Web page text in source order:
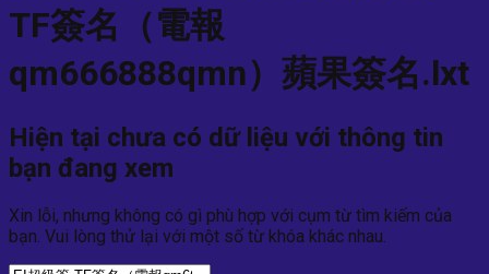
TF簽名​​（電報
qm666888qmn）蘋果簽名.lxt
Hiện tại chưa có dữ liệu với thông tin
bạn đang xem
Xin lỗi, nhưng không có gì phù hợp với cụm từ tìm kiếm của
bạn. Vui lòng thử lại với một số từ khóa khác nhau.